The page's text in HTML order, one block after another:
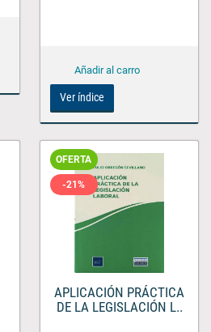
Ver índice
OFERTA
-21%
APLICACIÓN PRÁCTICA
DE LA LEGISLACIÓN L..